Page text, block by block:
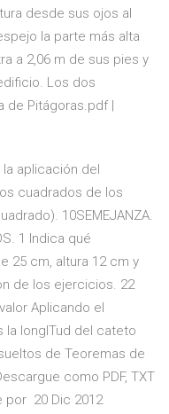
desde sus ojos al
la parte más alta
a 2,06 m de sus pies y
Los dos
Pitágoras.pdf |
aplicación del
cuadrados de los
10SEMEJANZA.
1 Indica qué
25 cm, altura 12 cm y
de los ejercicios. 22
Aplicando el
la longITud del cateto
de Teoremas de
como PDF, TXT
por 20 Dic 2012